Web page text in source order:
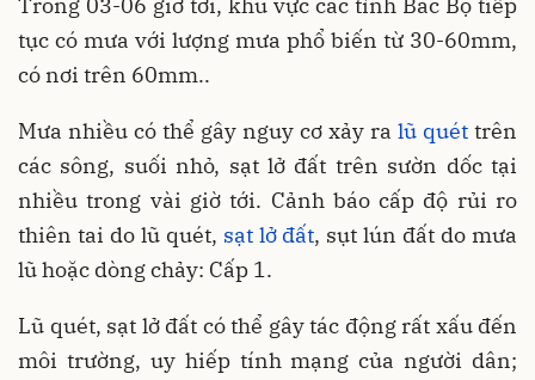
tục có mưa với lượng mưa phổ biến từ 30-60mm,
có nơi trên 60mm..
Mưa nhiều có thể gây nguy cơ xảy ra lũ quét trên
các sông, suối nhỏ, sạt lở đất trên sườn dốc tại
nhiều trong vài giờ tới. Cảnh báo cấp độ rủi ro
thiên tai do lũ quét, sạt lở đất, sụt lún đất do mưa
lũ hoặc dòng chảy: Cấp 1.
Lũ quét, sạt lở đất có thể gây tác động rất xấu đến
môi trường, uy hiếp tính mạng của người dân;